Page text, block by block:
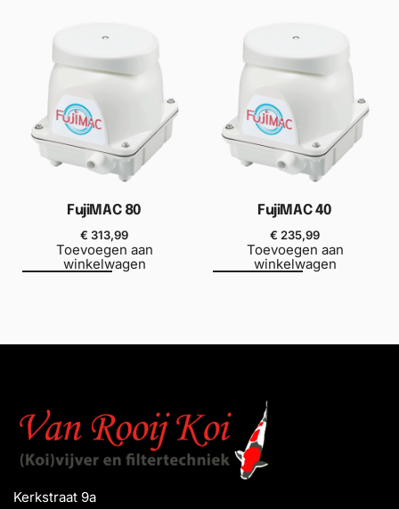
FujiMAC 80
€ 313,99
Toevoegen aan
winkelwagen
FujiMAC 40
€ 235,99
Toevoegen aan
winkelwagen
Kerkstraat 9a